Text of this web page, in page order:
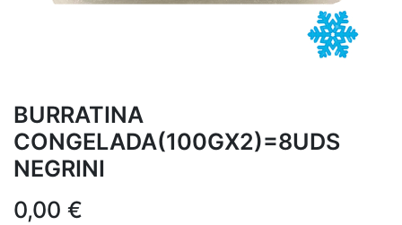
BURRATINA
CONGELADA(100GX2)=8UDS
NEGRINI
0,00 €